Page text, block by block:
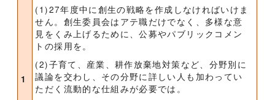
1
(1)27年度中に創生の戦略を作成しなければいけま
せん。創生委員会はアテ職だけでなく、多様な意
見をくみ上げるために、公募やパブリックコメン
トの採用を。
(2)子育て、産業、耕作放棄地対策など、分野別に
議論を交わし、その分野に詳しい人も加わってい
ただく流動的な仕組みが必要では。